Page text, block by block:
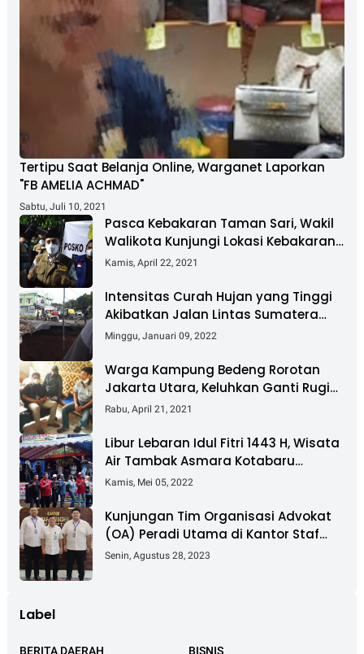
Tertipu Saat Belanja Online, Warganet Laporkan
"FB AMELIA ACHMAD"
Sabtu, Juli 10, 2021
Pasca Kebakaran Taman Sari, Wakil
Walikota Kunjungi Lokasi Kebakaran
Dan Salurkan Bantuan
Kamis, April 22, 2021
Intensitas Curah Hujan yang Tinggi
Akibatkan Jalan Lintas Sumatera
Nyaris Putus
Minggu, Januari 09, 2022
Warga Kampung Bedeng Rorotan
Jakarta Utara, Keluhkan Ganti Rugi
Pembebasan Lahan Tol Cibitung -
Rabu, April 21, 2021
Libur Lebaran Idul Fitri 1443 H, Wisata
Air Tambak Asmara Kotabaru
Dipadati Ribuan Pengunjung
Kamis, Mei 05, 2022
Kunjungan Tim Organisasi Advokat
(OA) Peradi Utama di Kantor Staf
Kepresidenan RI Istana Negara
Senin, Agustus 28, 2023
Label
BERITA DAERAH BISNIS